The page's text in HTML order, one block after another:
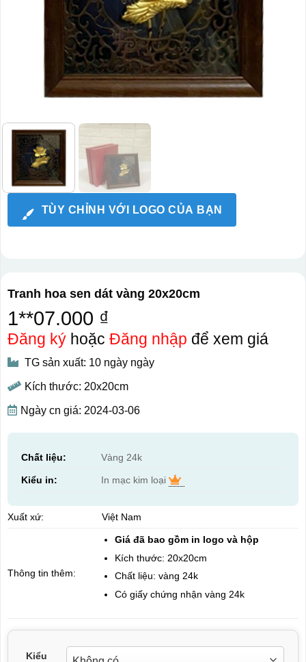
TÙY CHỈNH VỚI LOGO CỦA BẠN
Tranh hoa sen dát vàng 20x20cm
1**07.000 ₫
Đăng kýhoặc Đăng nhập để xem giá
TG sản xuất: 10 ngày ngày
Kích thước: 20x20cm
Ngày cn giá: 2024-03-06
Chất liệu: Vàng 24k
Kiểu in: In mạc kim loại
Xuất xứ: Việt Nam
Thông tin thêm:
Giá đã bao gồm in logo và hộp
Kích thước: 20x20cm
Chất liệu: vàng 24k
Có giấy chứng nhận vàng 24k
Kiểu